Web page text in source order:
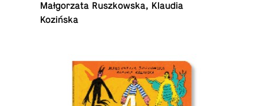
Mał­go­rza­ta Rusz­kow­ska, Klaudia
Kozińska